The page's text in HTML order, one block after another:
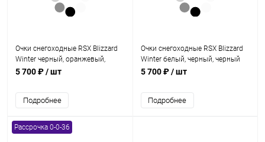
Очки снегоходные RSX Blizzard
Winter черный, оранжевый,
оранжевый двойное желтое
5 700 ₽/ шт
Подробнее
Очки снегоходные RSX Blizzard
Winter белый, черный, черный
двойное желтое стекло, унив.
5 700 ₽/ шт
Подробнее
Рассрочка 0-0-36